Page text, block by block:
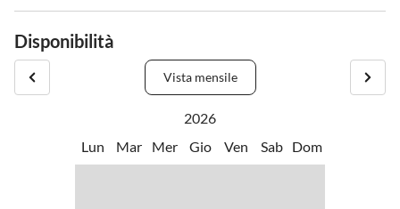
Disponibilità
Vista mensile
2026
Lun
Mar Mer Gio Ven Sab Dom